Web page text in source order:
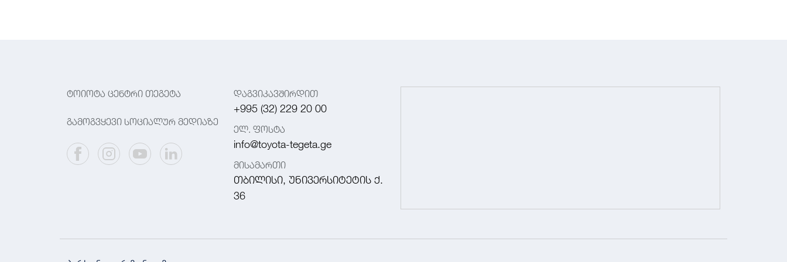
ტოიოტა ცენტრი თეგეტა
გამოგვყევი სოციალურ მედიაზე
დაგვიკავშირდით
+995 (32) 229 20 00
ელ. ფოსტა
info@toyota-tegeta.ge
მისამართი
თბილისი, უნივერსიტეტის ქ.
36